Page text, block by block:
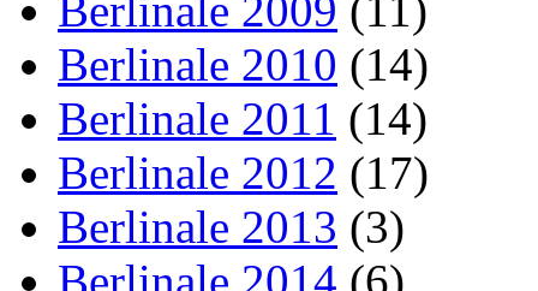
Berlinale 2010 (14)
Berlinale 2011 (14)
Berlinale 2012 (17)
Berlinale 2013 (3)
Berlinale 2014 (6)